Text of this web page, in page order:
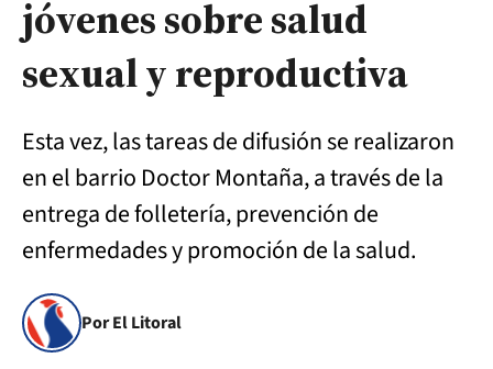
jóvenes sobre salud
sexual y reproductiva
Esta vez, las tareas de difusión se realizaron
en el barrio Doctor Montaña, a través de la
entrega de folletería, prevención de
enfermedades y promoción de la salud.
Por El Litoral